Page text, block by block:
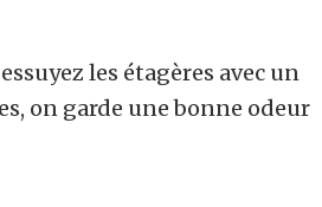
les étagères avec un
on garde une bonne odeur